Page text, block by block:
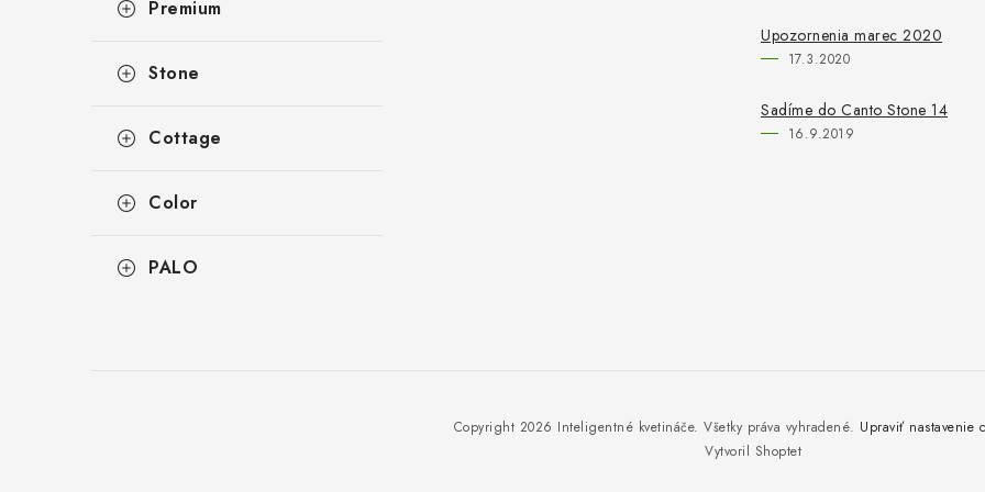
Premium
Stone
Cottage
Color
PALO
Upozornenia marec 2020
17.3.2020
Sadíme do Canto Stone 14
16.9.2019
Vytvoril Shoptet
Copyright 2026 Inteligentné kvetináče. Všetky práva vyhradené. Upraviť nastavenie